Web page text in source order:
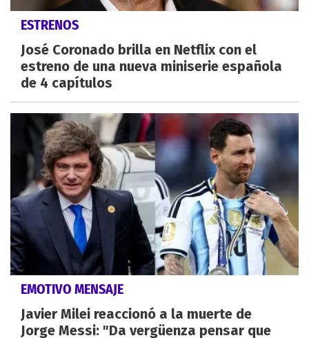
ESTRENOS
José Coronado brilla en Netflix con el
estreno de una nueva miniserie española
de 4 capítulos
EMOTIVO MENSAJE
Javier Milei reaccionó a la muerte de
Jorge Messi: "Da vergüenza pensar que